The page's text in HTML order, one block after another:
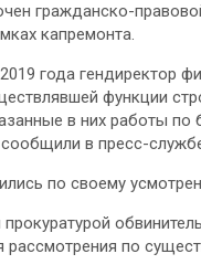
гражданско-
капремонта.
года гендиректор
функции
в них работы по
в пресс-
по своему
по